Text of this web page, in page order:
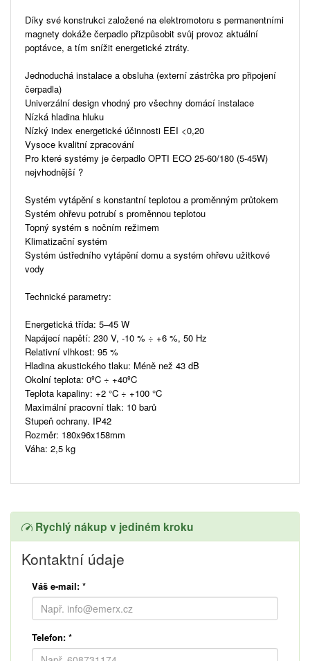
Díky své konstrukci založené na elektromotoru s permanentními
magnety dokáže čerpadlo přizpůsobit svůj provoz aktuální
poptávce, a tím snížit energetické ztráty.
Jednoduchá instalace a obsluha (externí zástrčka pro připojení
čerpadla)
Univerzální design vhodný pro všechny domácí instalace
Nízká hladina hluku
Nízký index energetické účinnosti EEI <0,20
Vysoce kvalitní zpracování
Pro které systémy je čerpadlo OPTI ECO 25-60/180 (5-45W)
nejvhodnější ?
Systém vytápění s konstantní teplotou a proměnným průtokem
Systém ohřevu potrubí s proměnnou teplotou
Topný systém s nočním režimem
Klimatizační systém
Systém ústředního vytápění domu a systém ohřevu užitkové
vody
Technické parametry:
Energetická třída: 5–45 W
Napájecí napětí: 230 V, -10 % ÷ +6 %, 50 Hz
Relativní vlhkost: 95 %
Hladina akustického tlaku: Méně než 43 dB
Okolní teplota: 0ºC ÷ +40ºC
Teplota kapaliny: +2 °C ÷ +100 °C
Maximální pracovní tlak: 10 barů
Stupeň ochrany. IP42
Rozměr: 180x96x158mm
Váha: 2,5 kg
Rychlý nákup v jediném kroku
Kontaktní údaje
Váš e-mail: *
Telefon: *